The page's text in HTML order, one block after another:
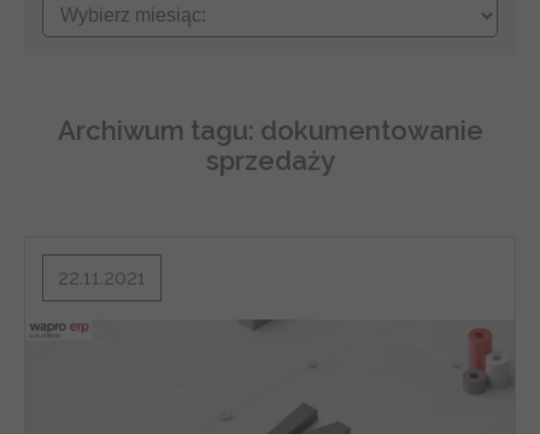
Archiwum tagu: dokumentowanie
sprzedaży
22.11.2021